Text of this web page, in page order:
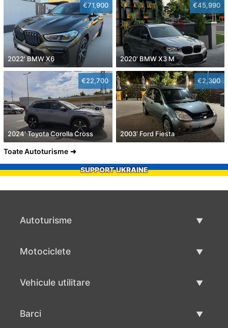
€71,900
2022' BMW X6
€45,990
2020' BMW X3 M
€22,700
2024' Toyota Corolla Cross
€2,300
2003' Ford Fiesta
Toate Autoturisme
SUPPORT UKRAINE
Autoturisme
Motociclete
Vehicule utilitare
Barci